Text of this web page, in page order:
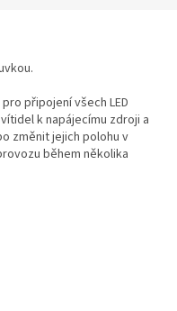
připojení všech LED
k napájecímu zdroji a
změnit jejich polohu v
během několika